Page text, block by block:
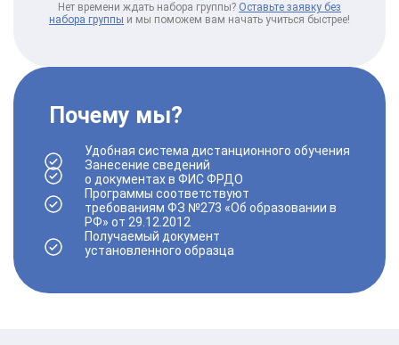
Нет времени ждать набора группы? Оставьте заявку без
набора группы и мы поможем вам начать учиться быстрее!
Почему мы?
Удобная система дистанционного обучения
Занесение сведений
о документах в ФИС ФРДО
Программы соответствуют
требованиям ФЗ №273 «Об образовании в
РФ» от 29.12.2012
Получаемый документ
установленного образца